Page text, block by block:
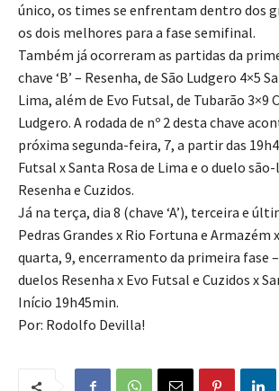
único, os times se enfrentam dentro dos
os dois melhores para a fase semifinal.
Também já ocorreram as partidas da
chave ‘B’ – Resenha, de São Ludgero 4×5
Lima, além de Evo Futsal, de Tubarão 3×9
Ludgero. A rodada de nº 2 desta chave
próxima segunda-feira, 7, a partir das
Futsal x Santa Rosa de Lima e o duelo
Resenha e Cuzidos.
Já na terça, dia 8 (chave ‘A’), terceira e
Pedras Grandes x Rio Fortuna e Armazém
quarta, 9, encerramento da primeira fase –
duelos Resenha x Evo Futsal e Cuzidos x
Início 19h45min.
Por: Rodolfo Devilla!